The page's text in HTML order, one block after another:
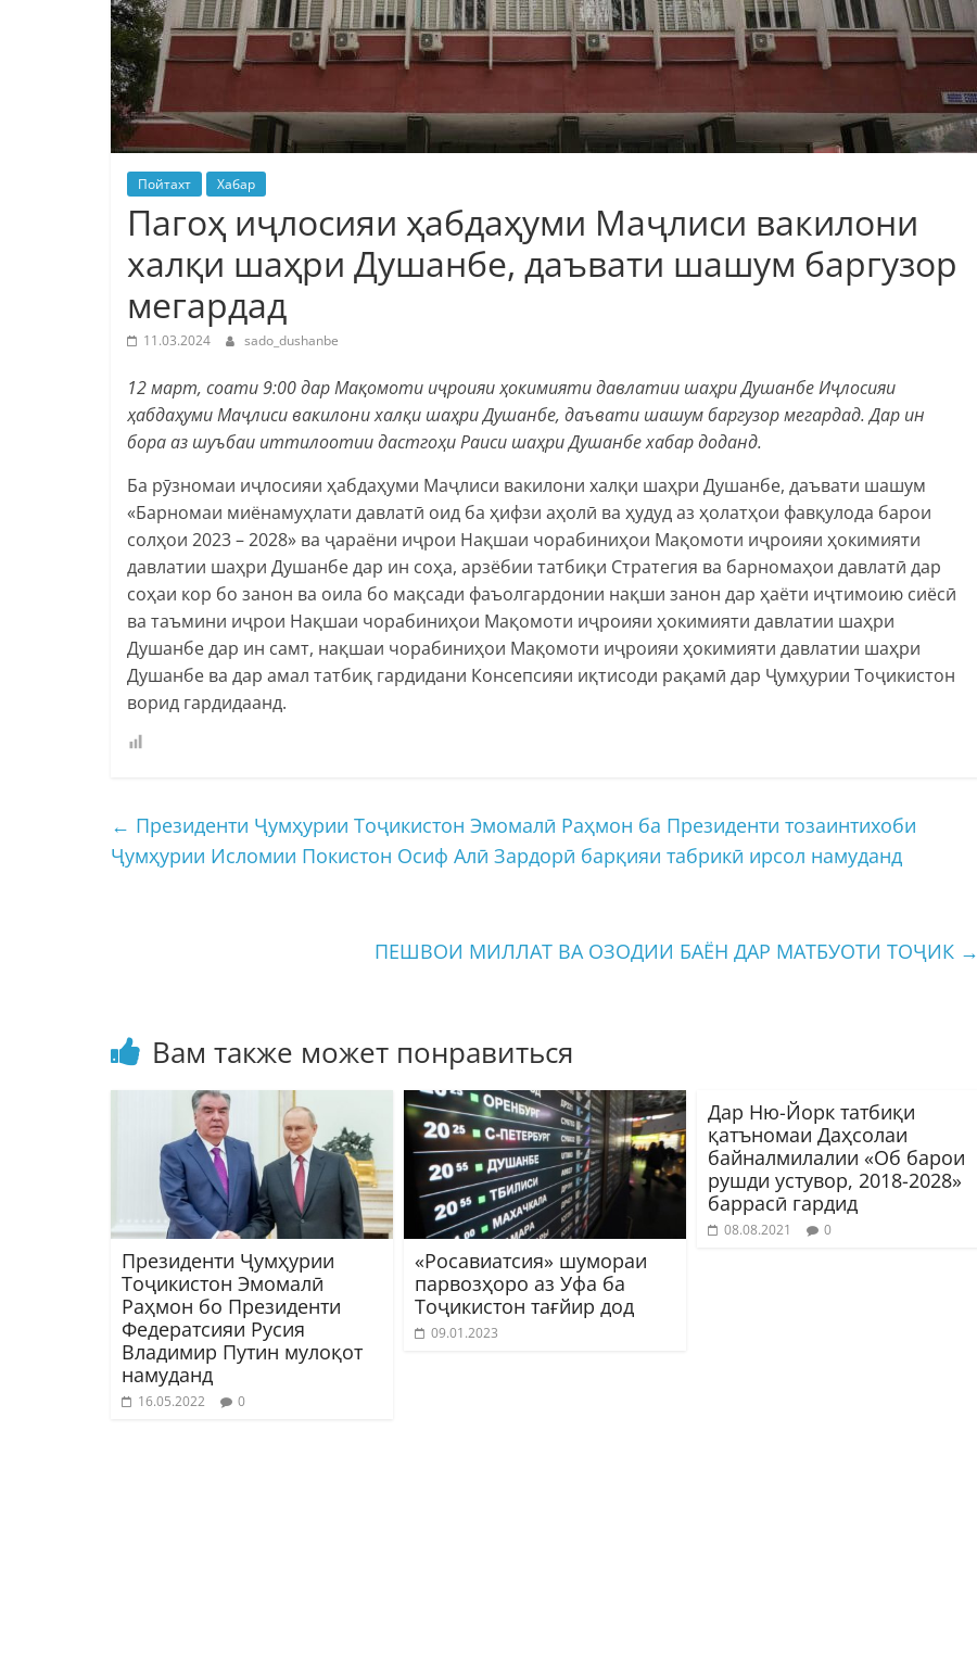
Пойтахт Хабар
Пагоҳ иҷлосияи ҳабдаҳуми Маҷлиси вакилони
халқи шаҳри Душанбе, даъвати шашум баргузор
мегардад
11.03.2024 sado_dushanbe
12 март, соати 9:00 дар Мақомоти иҷроияи ҳокимияти давлатии шаҳри Душанбе Иҷлосияи
ҳабдаҳуми Маҷлиси вакилони халқи шаҳри Душанбе, даъвати шашум баргузор мегардад. Дар ин
бора аз шуъбаи иттилоотии дастгоҳи Раиси шаҳри Душанбе хабар доданд.
Ба рӯзномаи иҷлосияи ҳабдаҳуми Маҷлиси вакилони халқи шаҳри Душанбе, даъвати шашум
«Барномаи миёнамуҳлати давлатӣ оид ба ҳифзи аҳолӣ ва ҳудуд аз ҳолатҳои фавқулода барои
солҳои 2023 – 2028» ва ҷараёни иҷрои Нақшаи чорабиниҳои Мақомоти иҷроияи ҳокимияти
давлатии шаҳри Душанбе дар ин соҳа, арзёбии татбиқи Стратегия ва барномаҳои давлатӣ дар
соҳаи кор бо занон ва оила бо мақсади фаъолгардонии нақши занон дар ҳаёти иҷтимоию сиёсӣ
ва таъмини иҷрои Нақшаи чорабиниҳои Мақомоти иҷроияи ҳокимияти давлатии шаҳри
Душанбе дар ин самт, нақшаи чорабиниҳои Мақомоти иҷроияи ҳокимияти давлатии шаҳри
Душанбе ва дар амал татбиқ гардидани Консепсияи иқтисоди рақамӣ дар Ҷумҳурии Тоҷикистон
ворид гардидаанд.
← Президенти Ҷумҳурии Тоҷикистон Эмомалӣ Раҳмон ба Президенти тозаинтихоби
Ҷумҳурии Исломии Покистон Осиф Алӣ Зардорӣ барқияи табрикӣ ирсол намуданд
ПЕШВОИ МИЛЛАТ ВА ОЗОДИИ БАЁН ДАР МАТБУОТИ ТОҶИК →
Вам также может понравиться
Президенти Ҷумҳурии
Тоҷикистон Эмомалӣ
Раҳмон бо Президенти
Федератсияи Русия
Владимир Путин мулоқот
намуданд
16.05.2022 0
«Росавиатсия» шумораи
парвозҳоро аз Уфа ба
Тоҷикистон тағйир дод
09.01.2023
Дар Ню-Йорк татбиқи
қатъномаи Даҳсолаи
байналмилалии «Об барои
рушди устувор, 2018-2028»
баррасӣ гардид
08.08.2021 0